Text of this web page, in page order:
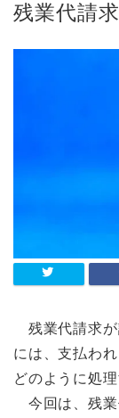
残業代請
残業代請求
には、支払わ
どのように処
今回は、残